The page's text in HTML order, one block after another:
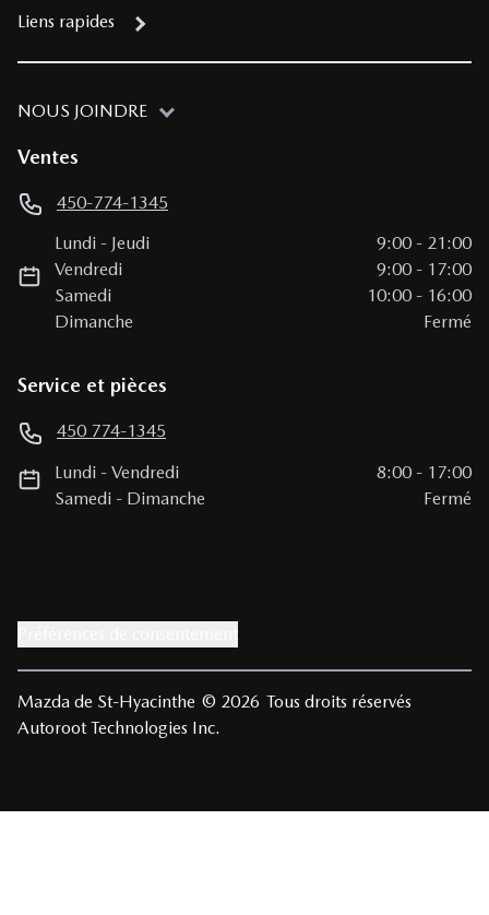
Liens rapides
NOUS JOINDRE
Ventes
450-774-1345
Lundi - Jeudi 9:00 - 21:00
Vendredi
9:00 - 17:00
Samedi
10:00 - 16:00
Dimanche
Fermé
Service et pièces
450 774-1345
Lundi -Vendredi 8:00 - 17:00
Samedi - Dimanche Fermé
Mazda de St-Hyacinthe © 2026 Tous droits réservés
Autoroot Technologies Inc.